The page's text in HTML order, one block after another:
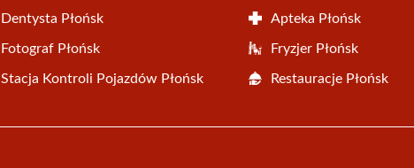
Dentysta Płońsk Apteka Płońsk
Fotograf Płońsk Fryzjer Płońsk
Stacja Kontroli Pojazdów Płońsk Restauracje Płońsk